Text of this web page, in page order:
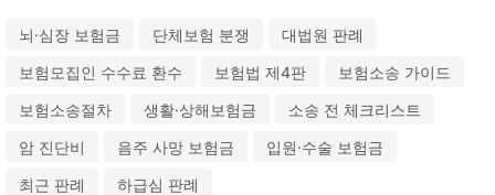
뇌·심장 보험금 단체보험 분쟁
대법원 판례
보험모집인 수수료 환수
보험법 제4판
보험소송 가이드
보험소송절차
생활·상해보험금
소송 전 체크리스트
암 진단비
음주 사망 보험금
입원·수술 보험금
최근 판례
하급심 판례